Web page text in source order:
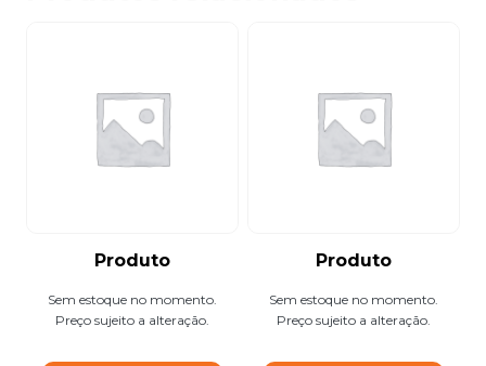
Produto
Sem estoque no momento.
Preço sujeito a alteração.
Produto
Sem estoque no momento.
Preço sujeito a alteração.